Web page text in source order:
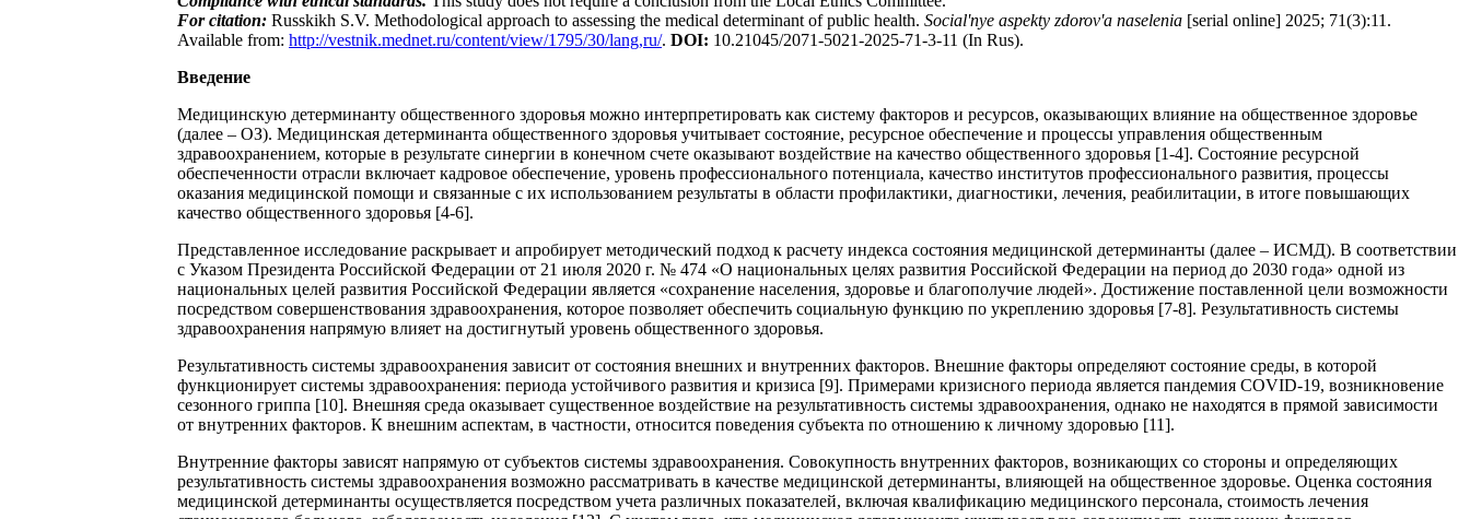
For citation: Russkikh S.V. Methodological approach to assessing the medical determinant of public health. Social'nye aspekty zdorov'a naselenia [serial online] 2025; 71(3):11.
Available from: http://vestnik.mednet.ru/content/view/1795/30/lang,ru/. DOI: 10.21045/2071-5021-2025-71-3-11 (In Rus).
Введение
Медицинскую детерминанту общественного здоровья можно интерпретировать как систему факторов и ресурсов, оказывающих влияние на общественное здоровье
(далее – ОЗ). Медицинская детерминанта общественного здоровья учитывает состояние, ресурсное обеспечение и процессы управления общественным
здравоохранением, которые в результате синергии в конечном счете оказывают воздействие на качество общественного здоровья [1-4]. Состояние ресурсной
обеспеченности отрасли включает кадровое обеспечение, уровень профессионального потенциала, качество институтов профессионального развития, процессы
оказания медицинской помощи и связанные с их использованием результаты в области профилактики, диагностики, лечения, реабилитации, в итоге повышающих
качество общественного здоровья [4-6].
Представленное исследование раскрывает и апробирует методический подход к расчету индекса состояния медицинской детерминанты (далее – ИСМД). В соответствии
с Указом Президента Российской Федерации от 21 июля 2020 г. № 474 «О национальных целях развития Российской Федерации на период до 2030 года» одной из
национальных целей развития Российской Федерации является «сохранение населения, здоровье и благополучие людей». Достижение поставленной цели возможности
посредством совершенствования здравоохранения, которое позволяет обеспечить социальную функцию по укреплению здоровья [7-8]. Результативность системы
здравоохранения напрямую влияет на достигнутый уровень общественного здоровья.
Результативность системы здравоохранения зависит от состояния внешних и внутренних факторов. Внешние факторы определяют состояние среды, в которой
функционирует системы здравоохранения: периода устойчивого развития и кризиса [9]. Примерами кризисного периода является пандемия COVID-19, возникновение
сезонного гриппа [10]. Внешняя среда оказывает существенное воздействие на результативность системы здравоохранения, однако не находятся в прямой зависимости
от внутренних факторов. К внешним аспектам, в частности, относится поведения субъекта по отношению к личному здоровью [11].
Внутренние факторы зависят напрямую от субъектов системы здравоохранения. Совокупность внутренних факторов, возникающих со стороны и определяющих
результативность системы здравоохранения возможно рассматривать в качестве медицинской детерминанты, влияющей на общественное здоровье. Оценка состояния
медицинской детерминанты осуществляется посредством учета различных показателей, включая квалификацию медицинского персонала, стоимость лечения